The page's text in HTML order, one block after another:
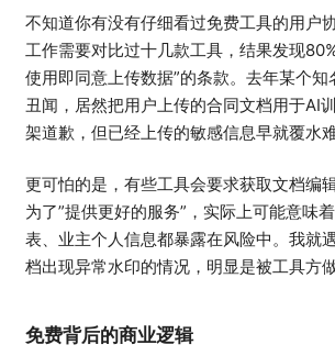
不知道你有没有仔细看过免费工具的用户
工作需要对比过十几款工具，结果发现
使用即同意上传数据”的条款。去年某个知
丑闻，居然把用户上传的合同文档用于AI
架道歉，但已经上传的敏感信息早就覆水难
更可怕的是，有些工具会要求获取文档编
为了”提供更好的服务”，实际上可能意味
表、业主个人信息都暴露在风险中。我就
档出现异常水印的情况，明显是被工具方做
免费背后的商业逻辑